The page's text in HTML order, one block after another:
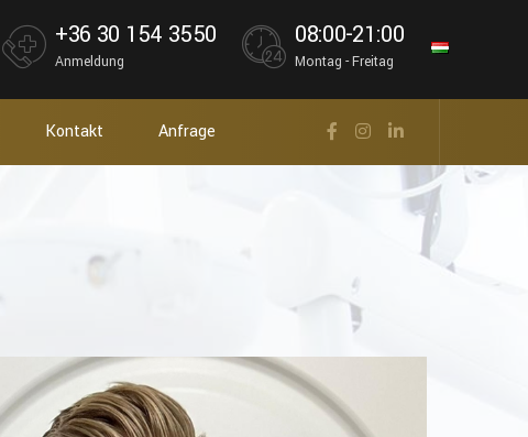
+36 30 154 3550
Anmeldung
08:00-21:00
Montag - Freitag
Kontakt Anfrage